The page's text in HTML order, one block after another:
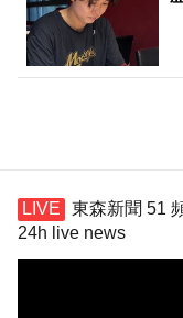
東森新聞 51
24h live news